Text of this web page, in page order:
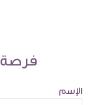
فرصة
الإسم